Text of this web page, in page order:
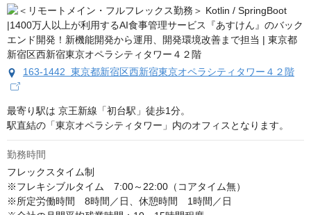
163-1442 東京都新宿区西新宿東京オペラシティタワー４２階
最寄り駅は 京王新線「初台駅」徒歩1分。
駅直結の「東京オペラシティタワー」内のオフィスとなります。
勤務時間
フレックスタイム制
※フレキシブルタイム　7:00～22:00（コアタイム無）
※所定労働時間　8時間／日、休憩時間　1時間／日